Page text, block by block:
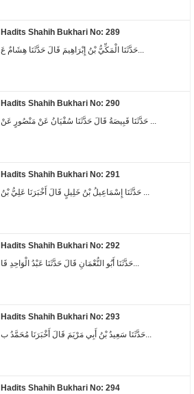
Hadits Shahih Bukhari No: 289
حَدَّثَنَا الْمَكِّيُّ بْنُ إِبْرَاهِيمَ قَالَ حَدَّثَنَا هِشَامٌ عَ...
Hadits Shahih Bukhari No: 290
حَدَّثَنَا قَبِيصَةُ قَالَ حَدَّثَنَا سُفْيَانُ عَنْ مَنْصُورٍ عَنْ ...
Hadits Shahih Bukhari No: 291
حَدَّثَنَا إِسْمَاعِيلُ بْنُ خَلِيلٍ قَالَ أَخْبَرَنَا عَلِيُّ بْنُ ...
Hadits Shahih Bukhari No: 292
حَدَّثَنَا أَبُو النُّعْمَانِ قَالَ حَدَّثَنَا عَبْدُ الْوَاحِدِ قَا...
Hadits Shahih Bukhari No: 293
Hadits Shahih Bukhari No: 294